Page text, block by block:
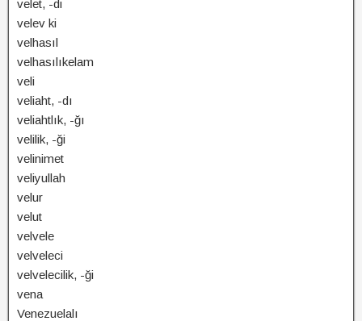
velet, -di
velev ki
velhasıl
velhasılıkelam
veli
veliaht, -dı
veliahtlık, -ğı
velilik, -ği
velinimet
veliyullah
velur
velut
velvele
velveleci
velvelecilik, -ği
vena
Venezuelalı